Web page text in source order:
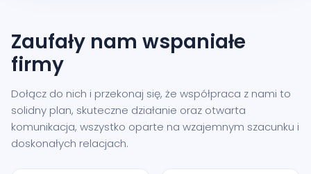
Zaufały nam wspaniałe
firmy
Dołącz do nich i przekonaj się, że współpraca z nami to
solidny plan, skuteczne działanie oraz otwarta
komunikacja, wszystko oparte na wzajemnym szacunku i
doskonałych relacjach.